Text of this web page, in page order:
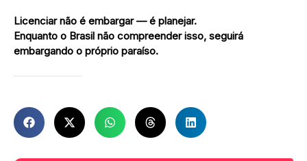
Licenciar não é embargar — é planejar.
Enquanto o Brasil não compreender isso, seguirá
embargando o próprio paraíso.